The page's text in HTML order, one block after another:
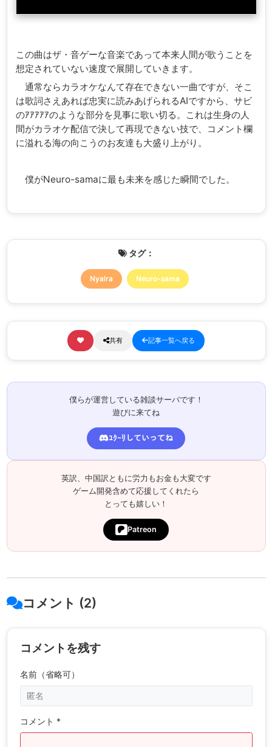
この曲はザ・音ゲーな音楽であって本来人間が歌うことを
想定されていない速度で展開していきます。
通常ならカラオケなんて存在できない一曲ですが、そこ
は歌詞さえあれば忠実に読みあげられるAIですから、サビ
のｱｱｱｱｱのような部分を見事に歌い切る。これは生身の人
間がカラオケ配信で決して再現できない技で、コメント欄
に溢れる海の向こうのお友達も大盛り上がり。
僕がNeuro-samaに最も未来を感じた瞬間でした。
タグ：
Nyalra Neuro-sama
共有 記事一覧へ戻る
僕らが運営している雑談サーバです！
遊びに来てね
ﾕｸｰﾘしていってね
英訳、中国訳ともに労力もお金も大変です
ゲーム開発含めて応援してくれたら
とっても嬉しい！
Patreon
コメント (2)
コメントを残す
名前（省略可）
コメント *